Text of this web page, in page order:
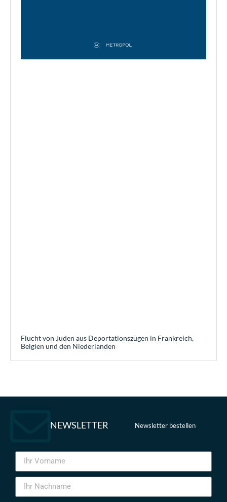
Flucht von Juden aus Deportationszügen in Frankreich,
Belgien und den Niederlanden
NEWSLETTER Newsletter bestellen